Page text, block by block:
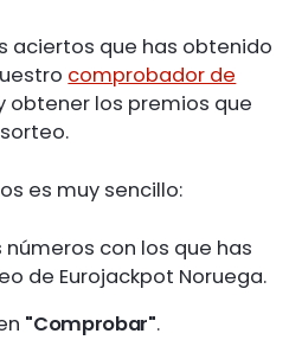
aciertos que has obtenido
comprobador de
obtener los premios que
es muy sencillo:
con los que has
de Eurojackpot Noruega.
"Comprobar".